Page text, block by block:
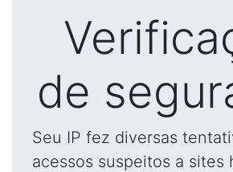
de
Seu IP fez diversas
acessos suspeitos a sites